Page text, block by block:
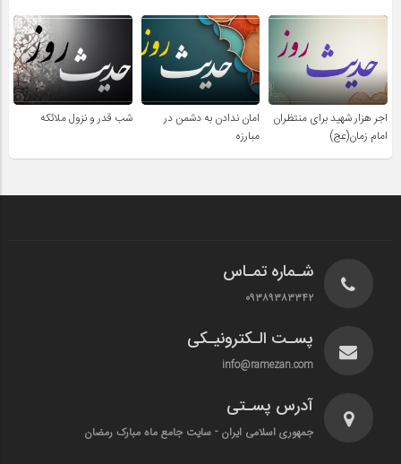
اجر هزار شهید برای منتظران
امام زمان(عج)
امان ندادن به دشمن در
مبارزه
شب قدر و نزول ملائکه
شـماره تمـاس
۰۹۳۸۹۳۸۳۳۴۲
پسـت الـکترونیـکی
info@ramezan.com
آدرس پسـتی
جمهوری اسلامی ایران - سایت جامع ماه مبارک رمضان